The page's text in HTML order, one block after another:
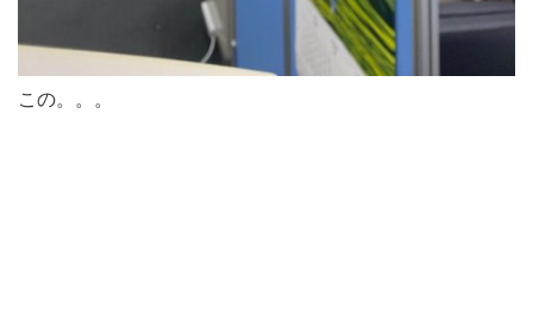
この。。。